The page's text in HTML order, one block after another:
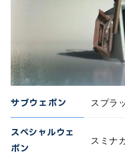
サブウェポン スプラ
スペシャルウェ
ポン
スミナ